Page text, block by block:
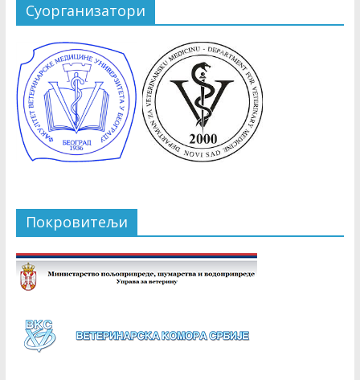
Суорганизатори
Покровитељи